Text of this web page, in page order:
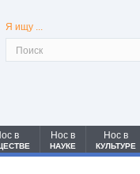
Я ищу ...
в Нос в
НАУКЕ
Нос в
КУЛЬТУРЕ